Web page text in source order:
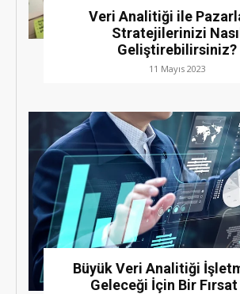
Veri Analitiği ile
Stratejilerinizi Nasıl
Geliştirebilirsiniz?
11 Mayıs 2023
Büyük Veri Analitiği
Geleceği İçin Bir Fırsat